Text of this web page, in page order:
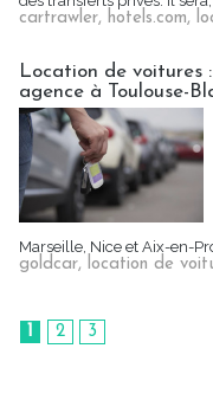
cartrawler, hotels.com,
Location de voitures
agence à Toulouse-
Marseille, Nice et Aix-en-
goldcar, location de
1 2 3